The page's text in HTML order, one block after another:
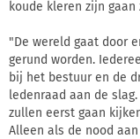
koude kleren zijn gaan
"De wereld gaat door
gerund worden.
bij het bestuur en de
ledenraad aan de
zullen eerst gaan
Alleen als de nood